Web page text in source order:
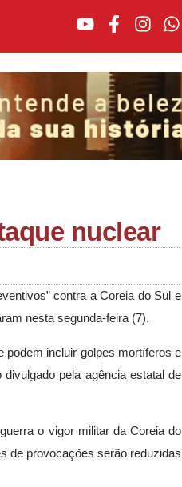
nuclear
contra a Coreia do Sul e
nesta segunda-feira (7).
podem incluir golpes mortíferos e
pela agência estatal de
o vigor militar da Coreia do
de provocações serão reduzidas